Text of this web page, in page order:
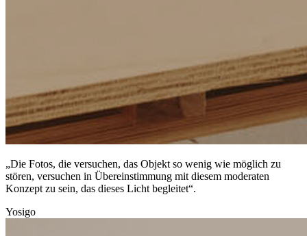
„Die Fotos, die versuchen, das Objekt so wenig wie möglich zu
stören, versuchen in Übereinstimmung mit diesem moderaten
Konzept zu sein, das dieses Licht begleitet“.
Yosigo